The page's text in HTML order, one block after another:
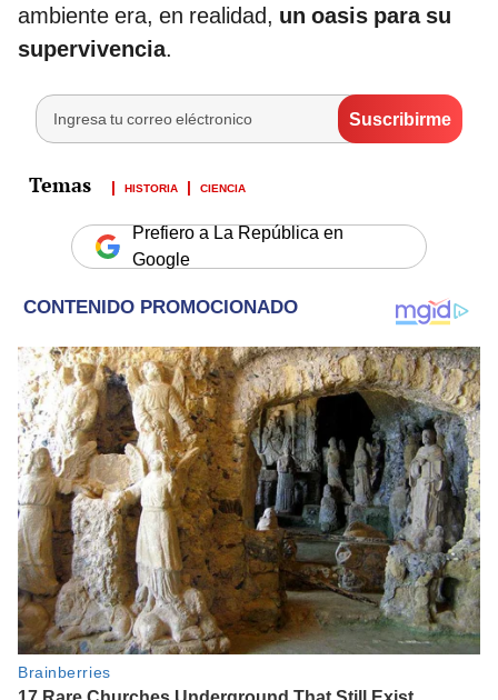
ambiente era, en realidad, un oasis para su
supervivencia.
HISTORIA CIENCIA
Prefiero a La República en
Google